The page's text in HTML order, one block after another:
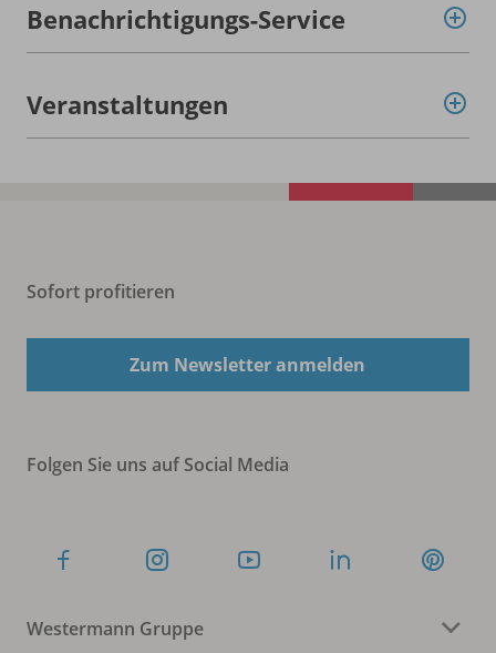
Benachrichtigungs-Service
Veranstaltungen
Sofort profitieren
Zum Newsletter anmelden
Folgen Sie uns auf Social Media
Westermann Gruppe